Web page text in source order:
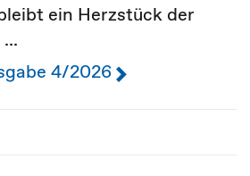
ein Herzstück der
4/2026